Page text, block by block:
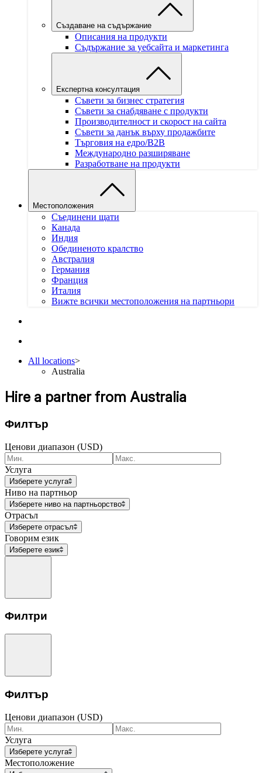
Създаване на съдържание
Описания на продукти
Съдържание за уебсайта и маркетинга
Експертна консултация
Съвети за бизнес стратегия
Съвети за снабдяване с продукти
Производителност и скорост на сайта
Съвети за данък върху продажбите
Търговия на едро/B2B
Международно разширяване
Разработване на продукти
Местоположения
Съединени щати
Канада
Индия
Обединеното кралство
Австралия
Германия
Франция
Италия
Вижте всички местоположения на партньори
All locations>
Australia
Hire a partner from Australia
Филтър
Ценови диапазон (USD)
Услуга
Изберете услуга
Ниво на партньор
Изберете ниво на партньорство
Отрасъл
Изберете отрасъл
Говорим език
Изберете език
Филтри
Филтър
Ценови диапазон (USD)
Услуга
Изберете услуга
Местоположение